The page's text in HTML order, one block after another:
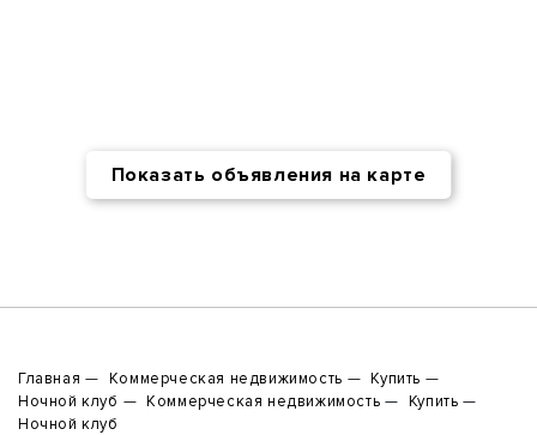
Показать объявления на карте
Главная Коммерческая недвижимость
Купить
Ночной клуб
Коммерческая недвижимость
Купить
Ночной клуб